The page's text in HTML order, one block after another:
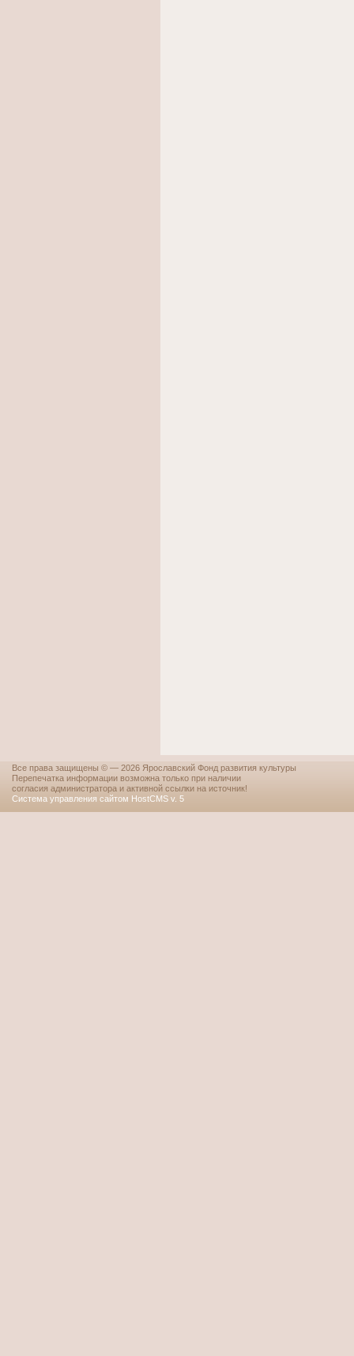
Все права защищены © — 2026 Ярославский Фонд развития культуры
Перепечатка информации возможна только при наличии
согласия администратора и активной ссылки на источник!
Система управления сайтом HostCMS v. 5